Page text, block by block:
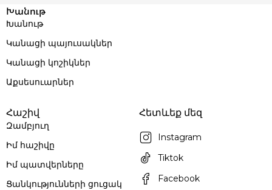
Խանութ
Խանութ
Կանացի պայուսակներ
Կանացի կոշիկներ
Աքսեսուարներ
Հաշիվ
Զամբյուղ
Իմ հաշիվը
Իմ պատվերները
Ցանկությունների ցուցակ
Հետևեք մեզ
Instagram
Tiktok
Facebook